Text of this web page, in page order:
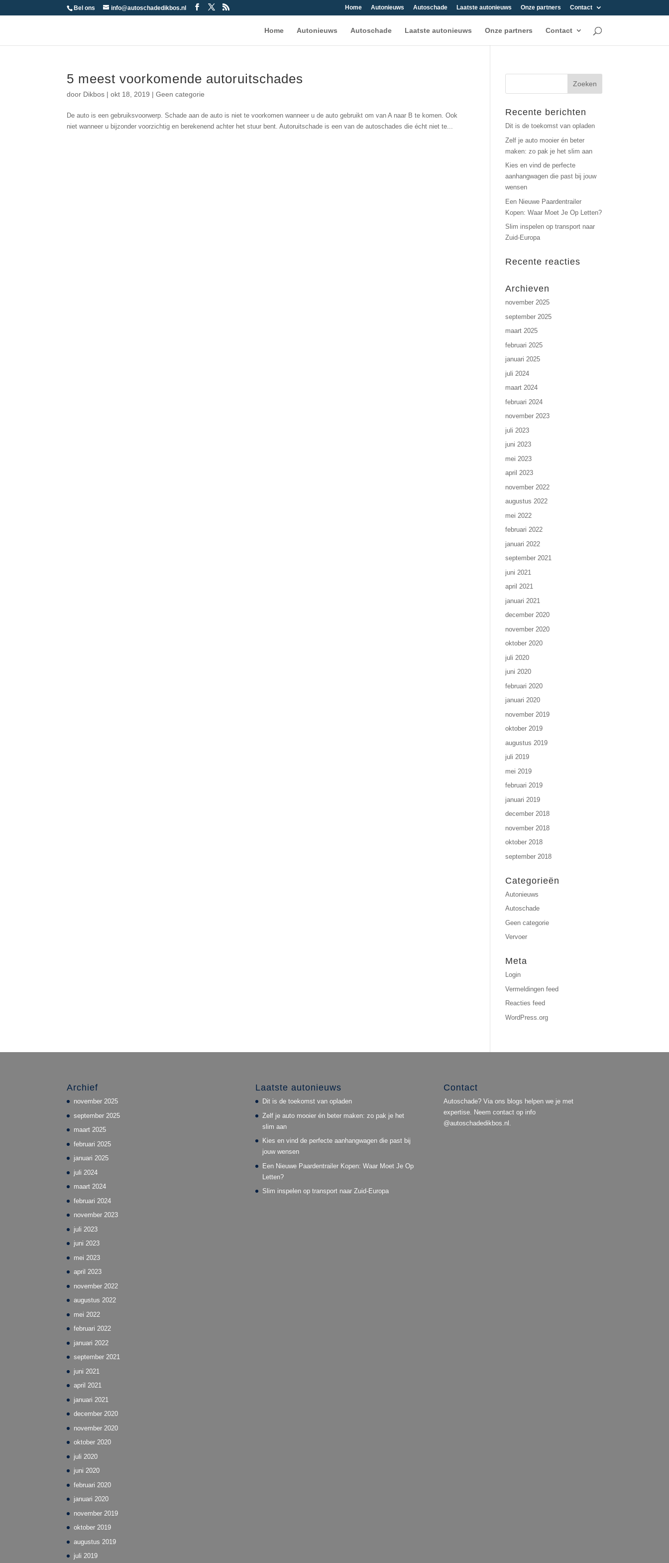
Bel ons info@autoschadedikbos.nl Home Autonieuws Autoschade Laatste autonieuws Onze partners Contact
Home Autonieuws Autoschade Laatste autonieuws Onze partners Contact
5 meest voorkomende autoruitschades
door Dikbos |okt 18, 2019 |Geen categorie
De auto is een gebruiksvoorwerp. Schade aan de auto is niet te voorkomen wanneer u de auto gebruikt om van A naar B te komen. Ook
niet wanneer u bijzonder voorzichtig en berekenend achter het stuur bent. Autoruitschade is een van de autoschades die écht niet te...
Recente berichten
Dit is de toekomst van opladen
Zelf je auto mooier én beter
maken: zo pak je het slim aan
Kies en vind de perfecte
aanhangwagen die past bij jouw
wensen
Een Nieuwe Paardentrailer
Kopen: Waar Moet Je Op Letten?
Slim inspelen op transport naar
Zuid-Europa
Recente reacties
Archieven
november 2025
september 2025
maart 2025
februari 2025
januari 2025
juli 2024
maart 2024
februari 2024
november 2023
juli 2023
juni 2023
mei 2023
april 2023
november 2022
augustus 2022
mei 2022
februari 2022
januari 2022
september 2021
juni 2021
april 2021
januari 2021
december 2020
november 2020
oktober 2020
juli 2020
juni 2020
februari 2020
januari 2020
november 2019
oktober 2019
augustus 2019
juli 2019
mei 2019
februari 2019
januari 2019
december 2018
november 2018
oktober 2018
september 2018
Categorieën
Autonieuws
Autoschade
Geen categorie
Vervoer
Meta
Login
Vermeldingen feed
Reacties feed
WordPress.org
Archief
november 2025
september 2025
maart 2025
februari 2025
januari 2025
juli 2024
maart 2024
februari 2024
november 2023
juli 2023
juni 2023
mei 2023
april 2023
november 2022
augustus 2022
mei 2022
februari 2022
januari 2022
september 2021
juni 2021
april 2021
januari 2021
december 2020
november 2020
oktober 2020
juli 2020
juni 2020
februari 2020
januari 2020
november 2019
oktober 2019
augustus 2019
juli 2019
Laatste autonieuws
Dit is de toekomst van opladen
Zelf je auto mooier én beter maken: zo pak je het
slim aan
Kies en vind de perfecte aanhangwagen die past bij
jouw wensen
Een Nieuwe Paardentrailer Kopen: Waar Moet Je Op
Letten?
Slim inspelen op transport naar Zuid-Europa
Contact
Autoschade? Via ons blogs helpen we je met
expertise. Neem contact op info
@autoschadedikbos.nl.